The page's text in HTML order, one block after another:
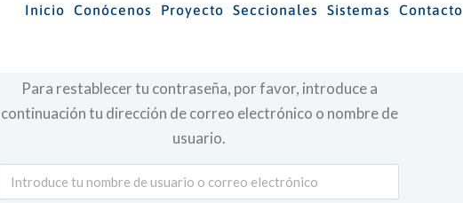
Inicio Conócenos Proyecto Seccionales Sistemas Contacto
Para restablecer tu contraseña, por favor, introduce a
continuación tu dirección de correo electrónico o nombre de
usuario.